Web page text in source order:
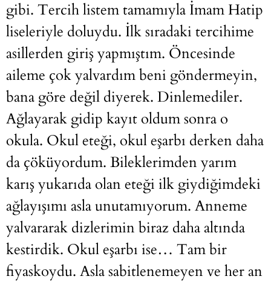
gibi. Tercih listem tamamıyla İmam Hatip
liseleriyle doluydu. İlk sıradaki tercihime
asillerden giriş yapmıştım. Öncesinde
aileme çok yalvardım beni göndermeyin,
bana göre değil diyerek. Dinlemediler.
Ağlayarak gidip kayıt oldum sonra o
okula. Okul eteği, okul eşarbı derken daha
da çöküyordum. Bileklerimden yarım
karış yukarıda olan eteği ilk giydiğimdeki
ağlayışımı asla unutamıyorum. Anneme
yalvararak dizlerimin biraz daha altında
kestirdik. Okul eşarbı ise… Tam bir
fiyaskoydu. Asla sabitlenemeyen ve her an